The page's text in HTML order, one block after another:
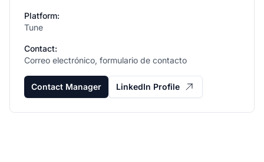
Platform:
Tune
Contact:
Correo electrónico, formulario de contacto
Contact Manager LinkedIn Profile